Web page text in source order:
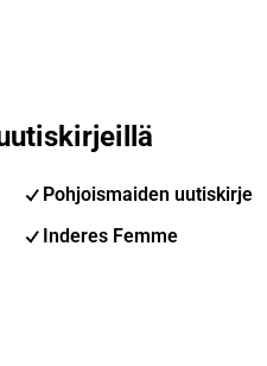
Pohjoismaiden uutiskirje
Inderes Femme